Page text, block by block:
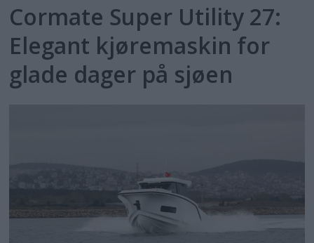
Cormate Super Utility 27:
Elegant kjøremaskin for
glade dager på sjøen